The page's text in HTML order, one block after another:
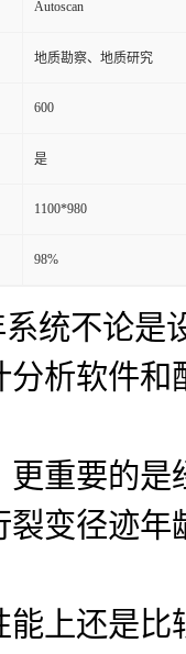
Autoscan
地质勘察、地质研究
600
是
1100*980
98%
系统不论
析软件
重要的
变径迹
上还是比